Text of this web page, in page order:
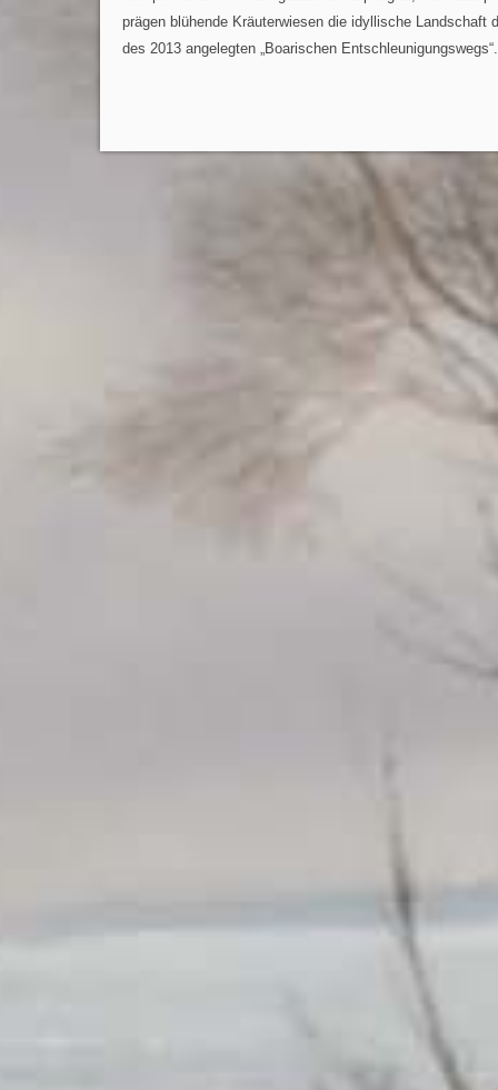
prägen blühende Kräuterwiesen die idyllische
des 2013 angelegten „Boarischen Entschleunigungswegs“.